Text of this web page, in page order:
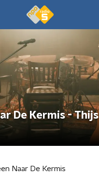
De Kermis - Thijs
Naar De Kermis